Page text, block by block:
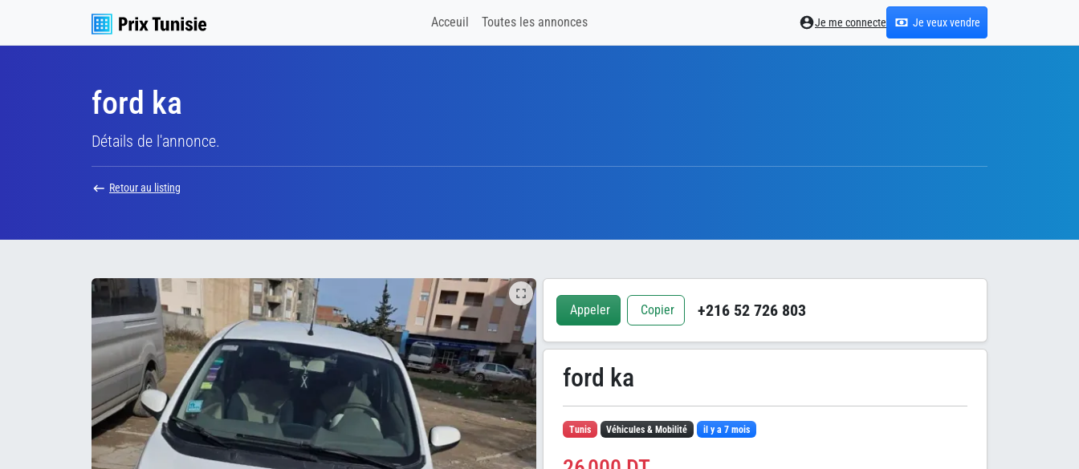
Acceuil Toutes les annonces Je me connecte Je veux vendre
ford ka
Détails de l'annonce.
Retour au listing
Appeler Copier +216 52 726 803
ford ka
Tunis Véhicules & Mobilité il y a 7 mois